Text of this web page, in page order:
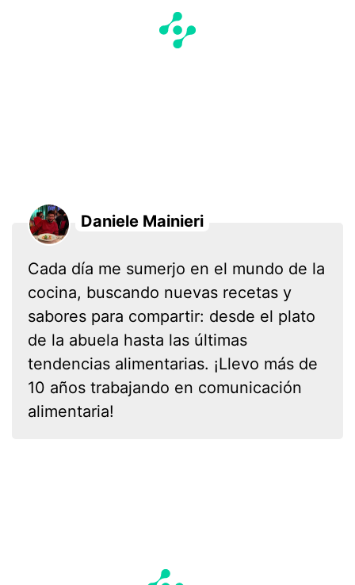
Daniele Mainieri
Cada día me sumerjo en el mundo de la
cocina, buscando nuevas recetas y
sabores para compartir: desde el plato
de la abuela hasta las últimas
tendencias alimentarias. ¡Llevo más de
10 años trabajando en comunicación
alimentaria!